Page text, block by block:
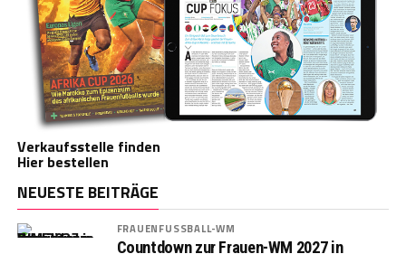
Verkaufsstelle finden
Hier bestellen
NEUESTE BEITRÄGE
FRAUENFUSSBALL-WM
Countdown zur Frauen-WM 2027 in